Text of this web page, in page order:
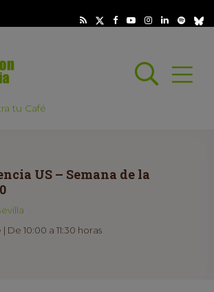
Abrir
tu Café
US – Semana de la
De 10:00 a 11:30 horas